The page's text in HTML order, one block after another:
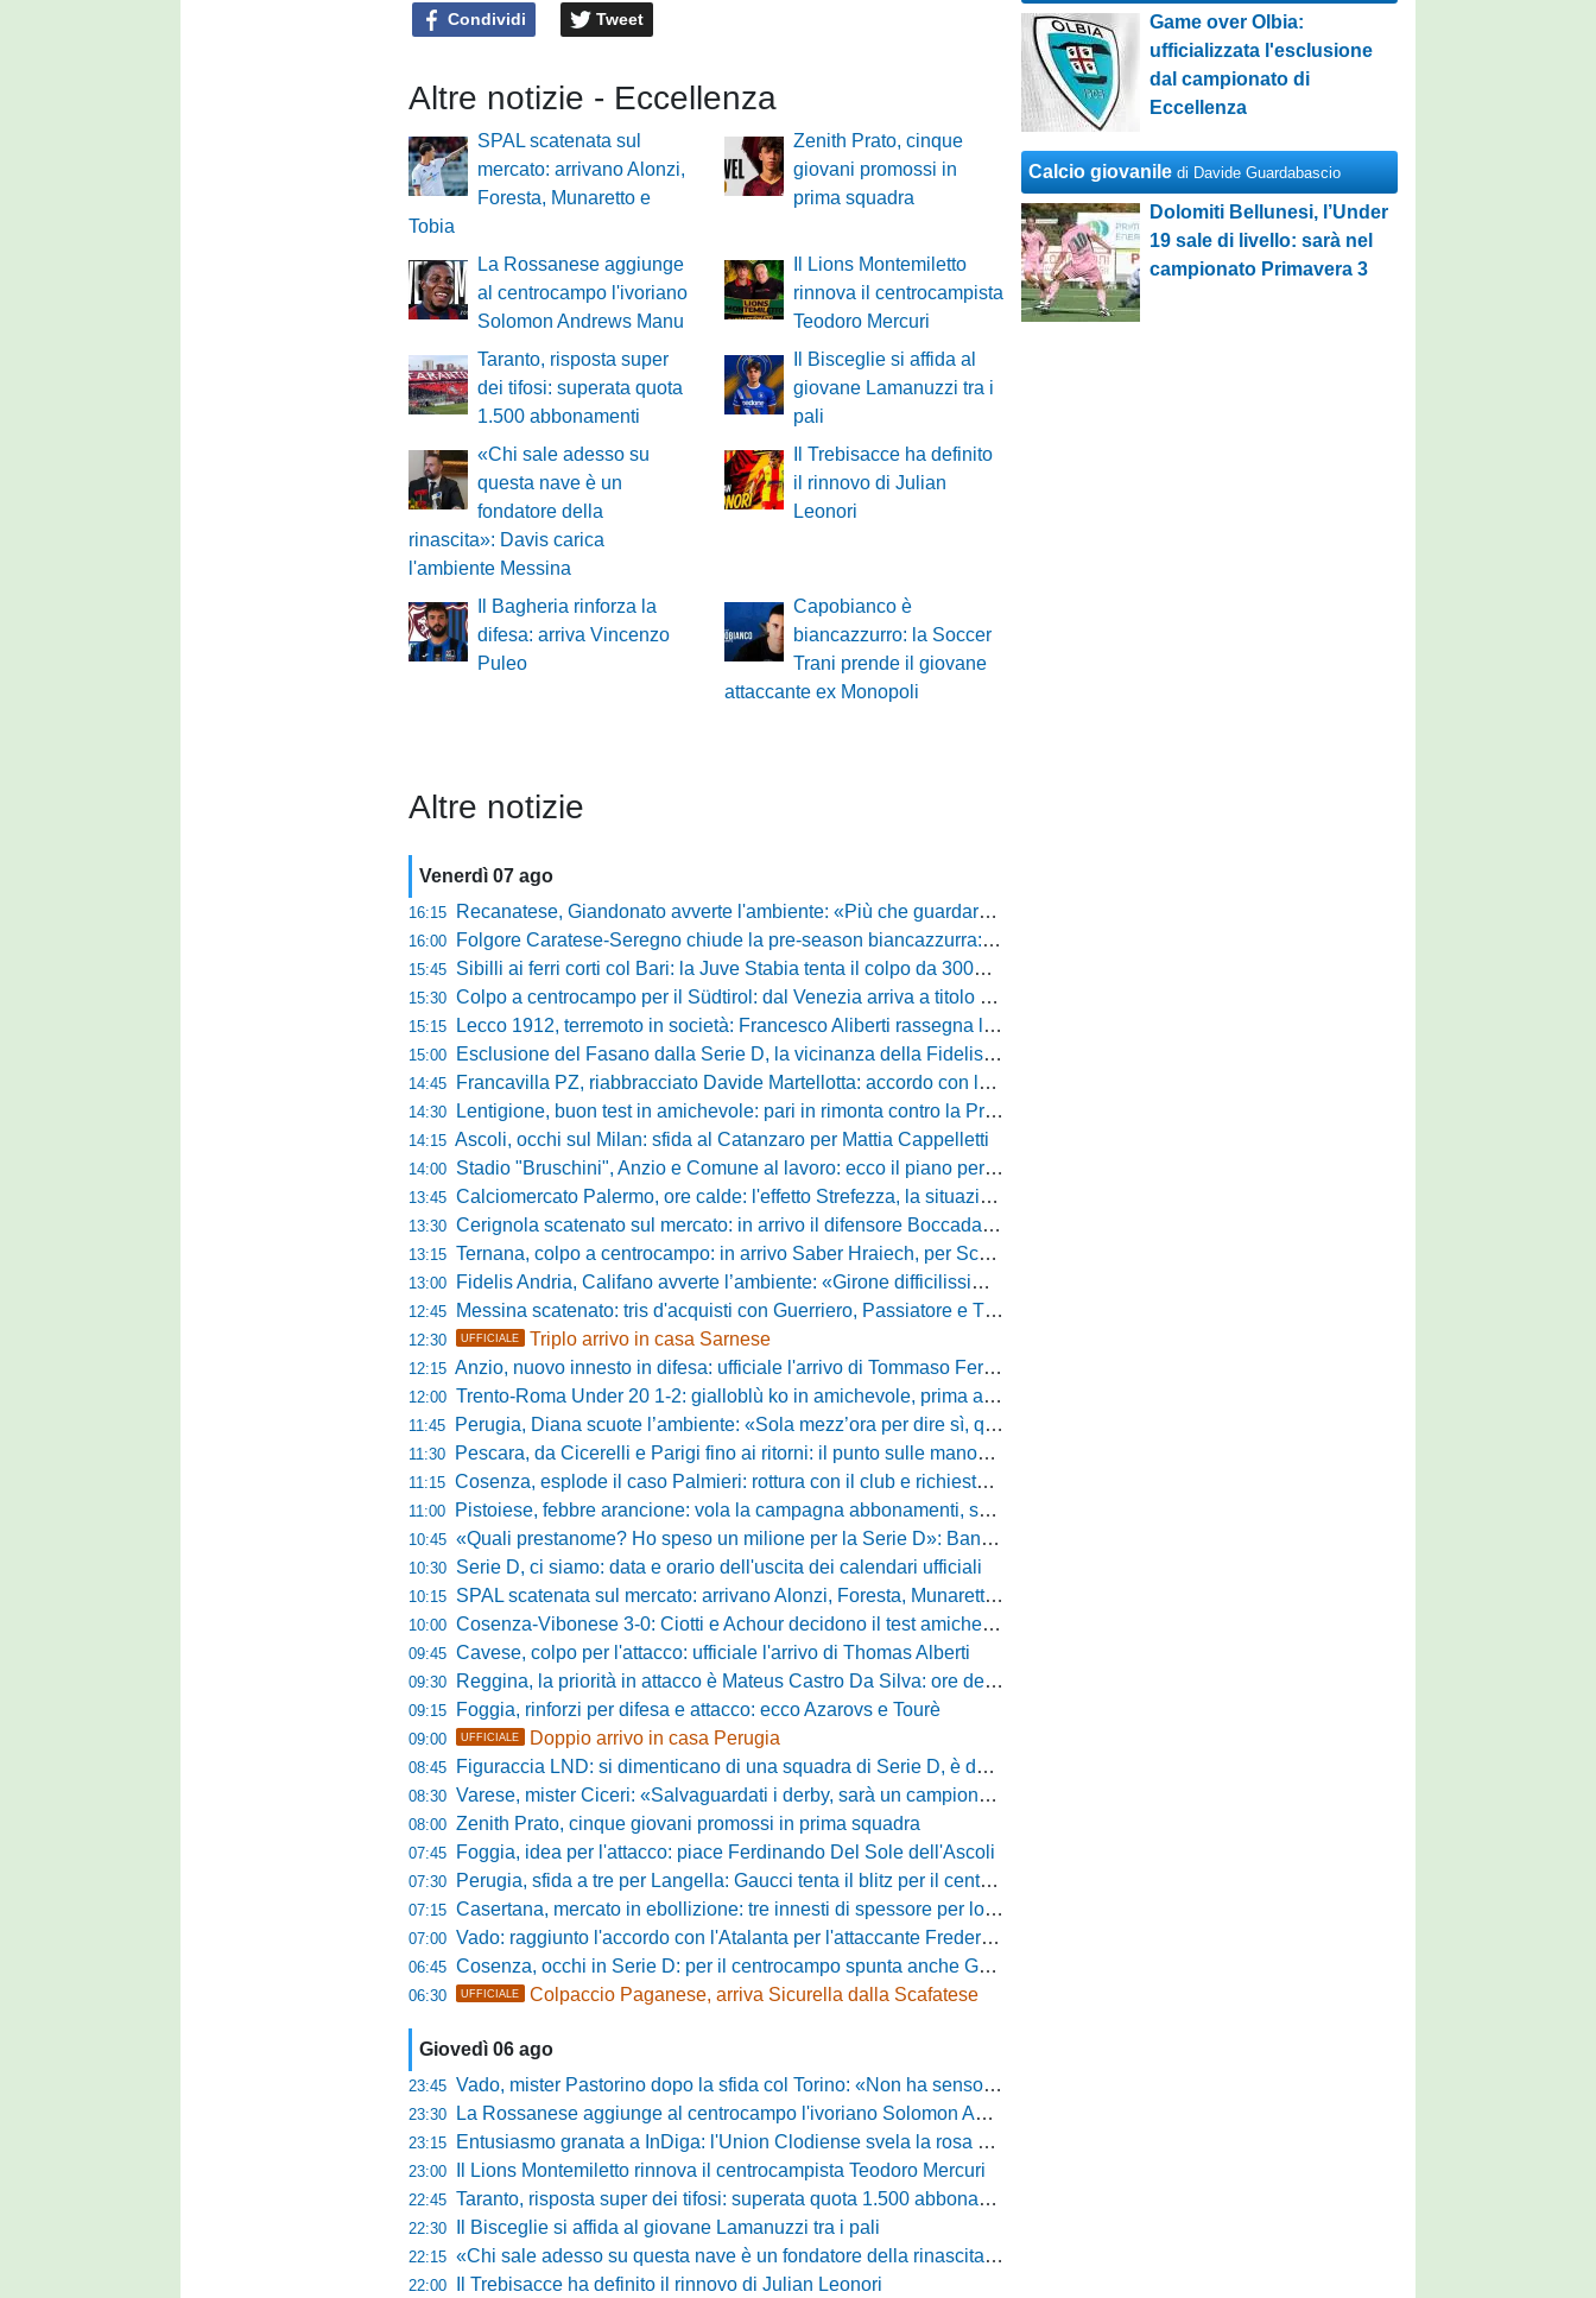
Condividi Tweet
Altre notizie - Eccellenza
SPAL scatenata sul
mercato: arrivano Alonzi,
Foresta, Munaretto e
Tobia
Zenith Prato, cinque
giovani promossi in
prima squadra
La Rossanese aggiunge
al centrocampo l'ivoriano
Solomon Andrews Manu
Il Lions Montemiletto
rinnova il centrocampista
Teodoro Mercuri
Taranto, risposta super
dei tifosi: superata quota
1.500 abbonamenti
Il Bisceglie si affida al
giovane Lamanuzzi tra i
pali
«Chi sale adesso su
questa nave è un
fondatore della
rinascita»: Davis carica
l'ambiente Messina
Il Trebisacce ha definito
il rinnovo di Julian
Leonori
Il Bagheria rinforza la
difesa: arriva Vincenzo
Puleo
Capobianco è
biancazzurro: la Soccer
Trani prende il giovane
attaccante ex Monopoli
Altre notizie
Venerdì 07 ago
16:15 Recanatese, Giandonato avverte l'ambiente: «Più che guardare chi avremo di fronte, mi interessa vedere la mia squadra migliorare giorno dopo giorno»
16:00 Folgore Caratese-Seregno chiude la pre-season biancazzurra: info e dove vedere il match
15:45 Sibilli ai ferri corti col Bari: la Juve Stabia tenta il colpo da 300mila euro
15:30 Colpo a centrocampo per il Südtirol: dal Venezia arriva a titolo definitivo Bjarki Bjarkason
15:15 Lecco 1912, terremoto in società: Francesco Aliberti rassegna le dimissioni da tutte le cariche
15:00 Esclusione del Fasano dalla Serie D, la vicinanza della Fidelis Andria e le parole del presidente Vallarella
14:45 Francavilla PZ, riabbracciato Davide Martellotta: accordo con la Folgore Caratese per il ritorno in prestito
14:30 Lentigione, buon test in amichevole: pari in rimonta contro la Primavera del Sassuolo
14:15 Ascoli, occhi sul Milan: sfida al Catanzaro per Mattia Cappelletti
14:00 Stadio "Bruschini", Anzio e Comune al lavoro: ecco il piano per far rientrare i tifosi
13:45 Calciomercato Palermo, ore calde: l'effetto Strefezza, la situazione Segre e i nomi per l'attacco
13:30 Cerignola scatenato sul mercato: in arrivo il difensore Boccadamo a titolo temporaneo
13:15 Ternana, colpo a centrocampo: in arrivo Saber Hraiech, per Scappini si attende l'accordo
13:00 Fidelis Andria, Califano avverte l’ambiente: «Girone difficilissimo, affascinante e bellissimo: non prometto risultati»
12:45 Messina scatenato: tris d'acquisti con Guerriero, Passiatore e Theodore
12:30 UFFICIALE Triplo arrivo in casa Sarnese
12:15 Anzio, nuovo innesto in difesa: ufficiale l'arrivo di Tommaso Ferraro
12:00 Trento-Roma Under 20 1-2: gialloblù ko in amichevole, prima apparizione per Caia
11:45 Perugia, Diana scuote l’ambiente: «Sola mezz’ora per dire sì, qui per costruire una squadra da livello»
11:30 Pescara, da Cicerelli e Parigi fino ai ritorni: il punto sulle manovre del Delfino
11:15 Cosenza, esplode il caso Palmieri: rottura con il club e richiesta di cessione
11:00 Pistoiese, febbre arancione: vola la campagna abbonamenti, superata quota 750 tessere
10:45 «Quali prestanome? Ho speso un milione per la Serie D»: Bandecchi rompe il silenzio sul futuro della Ternana
10:30 Serie D, ci siamo: data e orario dell'uscita dei calendari ufficiali
10:15 SPAL scatenata sul mercato: arrivano Alonzi, Foresta, Munaretto e Tobia
10:00 Cosenza-Vibonese 3-0: Ciotti e Achour decidono il test amichevole di Lorica
09:45 Cavese, colpo per l'attacco: ufficiale l'arrivo di Thomas Alberti
09:30 Reggina, la priorità in attacco è Mateus Castro Da Silva: ore decisive per la fumata bianca
09:15 Foggia, rinforzi per difesa e attacco: ecco Azarovs e Tourè
09:00 UFFICIALE Doppio arrivo in casa Perugia
08:45 Figuraccia LND: si dimenticano di una squadra di Serie D, è da rifare il programma Coppa Italia
08:30 Varese, mister Ciceri: «Salvaguardati i derby, sarà un campionato avvincente»
08:00 Zenith Prato, cinque giovani promossi in prima squadra
07:45 Foggia, idea per l'attacco: piace Ferdinando Del Sole dell'Ascoli
07:30 Perugia, sfida a tre per Langella: Gaucci tenta il blitz per il centrocampista del Cosenza
07:15 Casertana, mercato in ebollizione: tre innesti di spessore per lo scacchiere di Vinicio Espinal
07:00 Vado: raggiunto l'accordo con l'Atalanta per l'attaccante Frederick Samuel Ndongue
06:45 Cosenza, occhi in Serie D: per il centrocampo spunta anche Gerardo Di Gilio
06:30 UFFICIALE Colpaccio Paganese, arriva Sicurella dalla Scafatese
Giovedì 06 ago
23:45 Vado, mister Pastorino dopo la sfida col Torino: «Non ha senso chiudersi e fare le barricate»
23:30 La Rossanese aggiunge al centrocampo l'ivoriano Solomon Andrews Manu
23:15 Entusiasmo granata a InDiga: l'Union Clodiense svela la rosa per la nuova annata
23:00 Il Lions Montemiletto rinnova il centrocampista Teodoro Mercuri
22:45 Taranto, risposta super dei tifosi: superata quota 1.500 abbonamenti
22:30 Il Bisceglie si affida al giovane Lamanuzzi tra i pali
22:15 «Chi sale adesso su questa nave è un fondatore della rinascita»: Davis carica l'ambiente Messina
22:00 Il Trebisacce ha definito il rinnovo di Julian Leonori
Game over Olbia:
ufficializzata l'esclusione
dal campionato di
Eccellenza
Calcio giovanile di Davide Guardabascio
Dolomiti Bellunesi, l’Under
19 sale di livello: sarà nel
campionato Primavera 3